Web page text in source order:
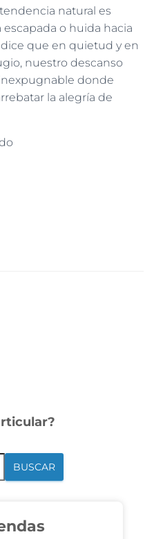
natural es
o huida hacia
que en quietud y en
nuestro descanso
donde
la alegría de
BUSCAR